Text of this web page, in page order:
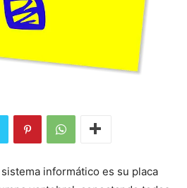
informático es su placa